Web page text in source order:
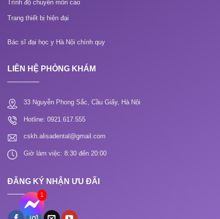
Trình độ chuyên môn cao
Trang thiết bị hiện đại
Bác sĩ đại học y Hà Nội chính quy
LIÊN HỆ PHÒNG KHÁM
33 Nguyễn Phong Sắc, Cầu Giấy, Hà Nội
Hotline: 0921.617.555
cskh.alisadental@gmail.com
Giờ làm việc: 8:30 đến 20:00
ĐĂNG KÝ NHẬN ƯU ĐÃI
1